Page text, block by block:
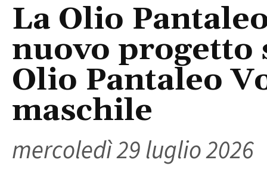
La Olio
nuovo progetto
Olio Pantaleo
maschile
mercoledì 29 luglio 2026